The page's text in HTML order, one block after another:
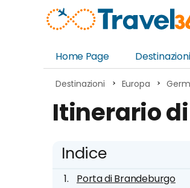
Home Page
Destinazioni
Europa
Nord
Destinazioni Europa
Itinerario
Indice
Porta di Brandeburgo